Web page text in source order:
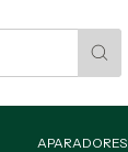
APARADORES